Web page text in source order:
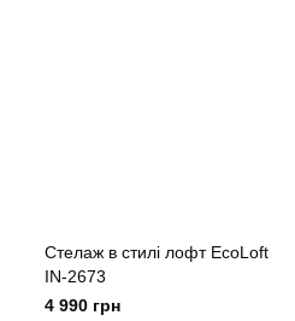
Cтелаж в стилі лофт EcoLoft
IN-2673
4 990 грн